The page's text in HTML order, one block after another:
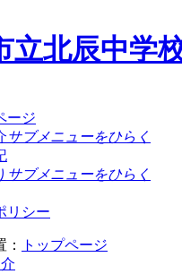
ージ
サブメニューをひらく
サブメニューをひらく
リシー
トップページ